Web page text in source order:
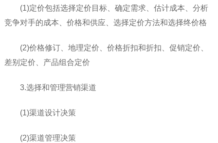
(1)定价包括选择定价目标、确定需求、估计成本、分析
竞争对手的成本、价格和供应、选择定价方法和选择终价格
(2)价格修订、地理定价、价格折扣和折扣、促销定价、
差别定价、产品组合定价
3.选择和管理营销渠道
(1)渠道设计决策
(2)渠道管理决策